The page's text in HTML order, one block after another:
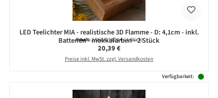
LED Teelichter MIA - realistische 3D Flamme - D: 4,1cm - inkl.
Batterien - mokkafarben - 2 Stück
Inhalt:2 Stück(10,20 € / 1 Stück)
Regulärer Preis:
20,39 €
Preise inkl. MwSt. zzgl. Versandkosten
Verfügbarkeit: